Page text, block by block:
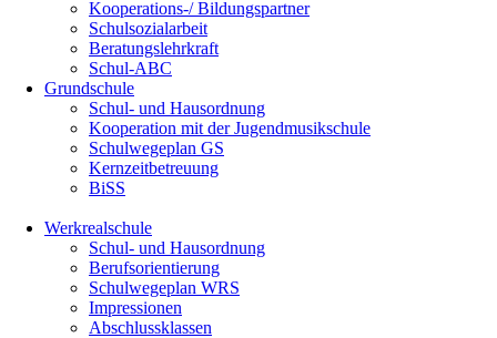
Kooperations-/ Bildungspartner
Schulsozialarbeit
Beratungslehrkraft
Schul-ABC
Grundschule
Schul- und Hausordnung
Kooperation mit der Jugendmusikschule
Schulwegeplan GS
Kernzeitbetreuung
BiSS
Werkrealschule
Schul- und Hausordnung
Berufsorientierung
Schulwegeplan WRS
Impressionen
Abschlussklassen